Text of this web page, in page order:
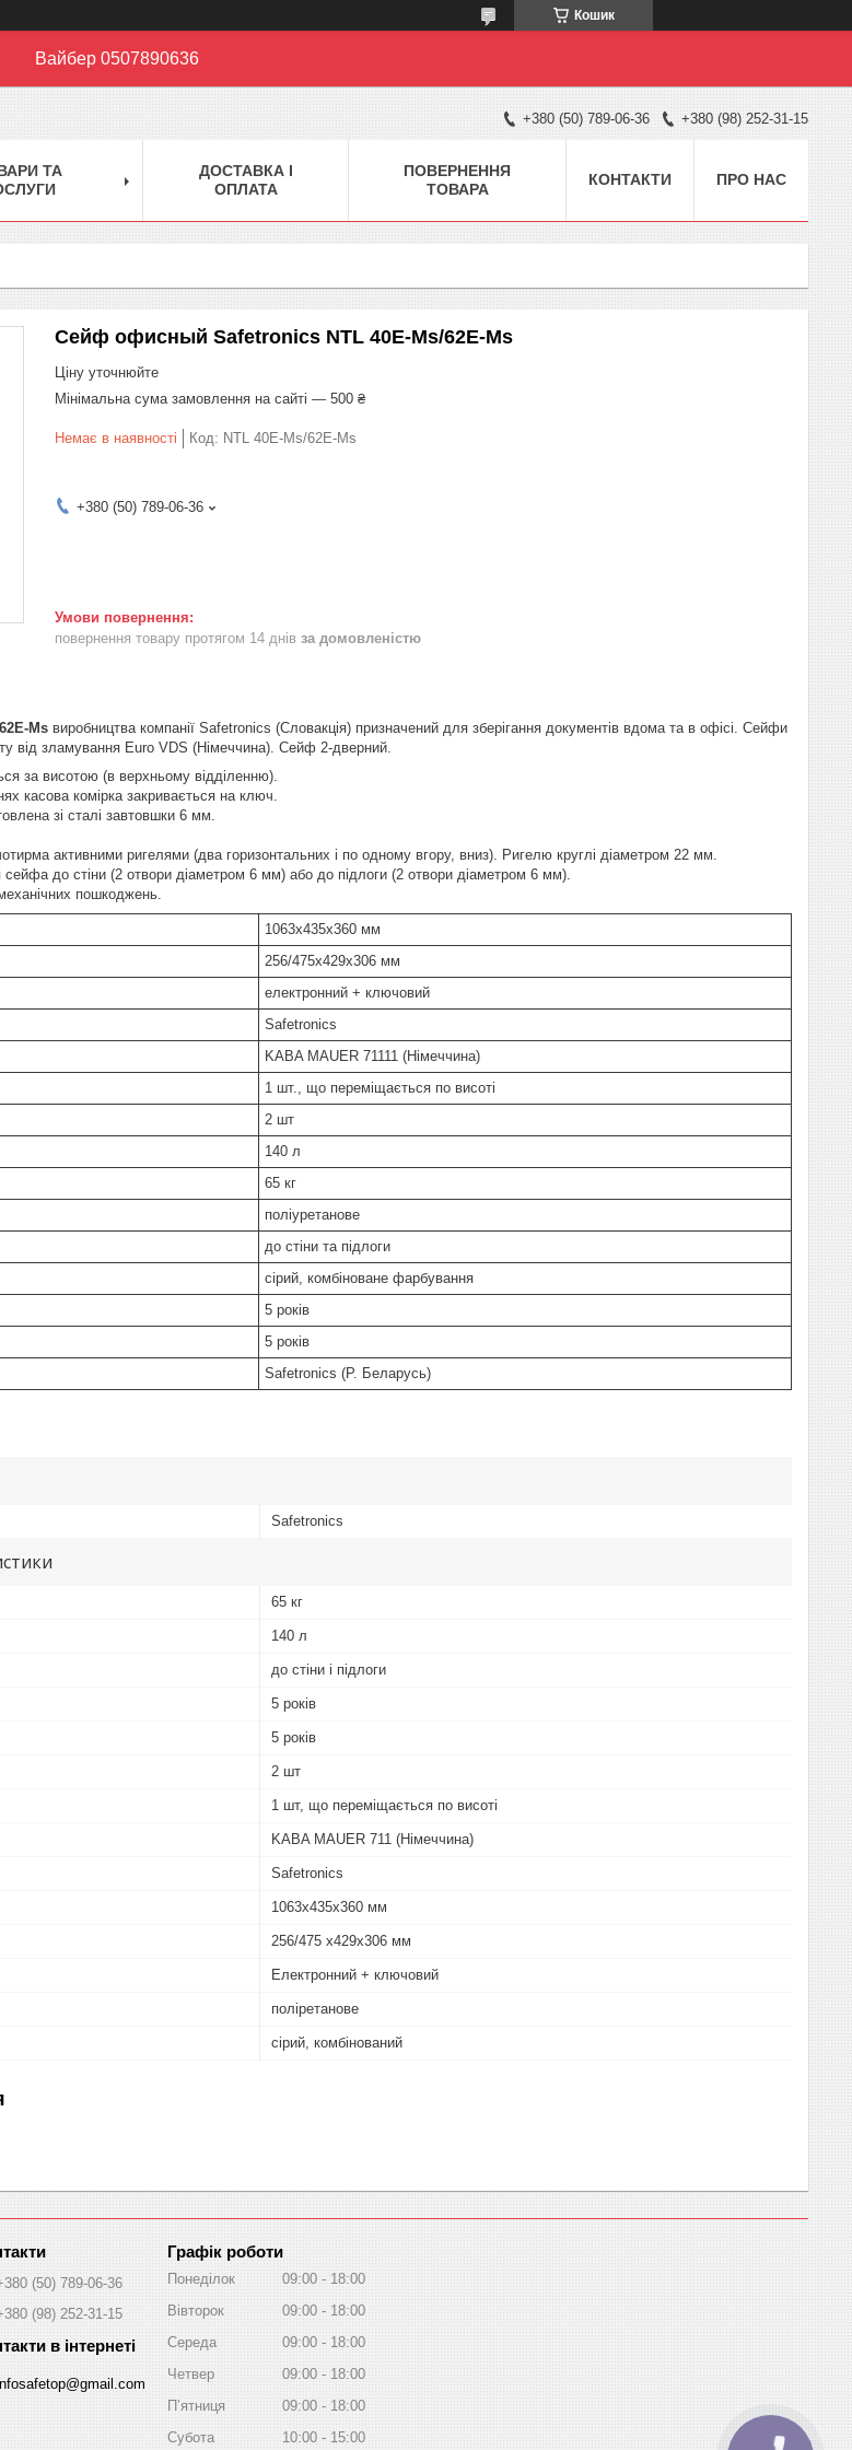
Кошик
Вайбер 0507890636
+380 (50) 789-06-36 +380 (98) 252-31-15
ТА
ДОСТАВКА І
ОПЛАТА
ПОВЕРНЕННЯ
ТОВАРА
КОНТАКТИ ПРО НАС
Сейф офисный Safetronics NTL 40E-Ms/62E-Ms
Ціну уточнюйте
Мінімальна сума замовлення на сайті — 500 ₴
Немає в наявності Код: NTL 40E-Ms/62E-Ms
+380 (50) 789-06-36
повернення товару протягом 14 днів за домовленістю
Ms виробництва компанії Safetronics (Словакція) призначений для зберігання документів вдома та в офісі. Сейфи
від зламування Euro VDS (Німеччина). Сейф 2-дверний.
за висотою (в верхньому відділенню).
касова комірка закривається на ключ.
зі сталі завтовшки 6 мм.
активними ригелями (два горизонтальних і по одному вгору, вниз). Ригелю круглі діаметром 22 мм.
сейфа до стіни (2 отвори діаметром 6 мм) або до підлоги (2 отвори діаметром 6 мм).
пошкоджень.
1063x435x360 мм
256/475х429х306 мм
електронний + ключовий
Safetronics
KABA MAUER 71111 (Німеччина)
1 шт., що переміщається по висоті
2 шт
140 л
65 кг
поліуретанове
до стіни та підлоги
сірий, комбіноване фарбування
5 років
5 років
Safetronics (Р. Беларусь)
Safetronics
65 кг
140 л
до стіни і підлоги
5 років
5 років
2 шт
1 шт, що переміщається по висоті
KABA MAUER 711 (Німеччина)
Safetronics
1063x435x360 мм
256/475 x429х306 мм
Електронний + ключовий
поліретанове
сірий, комбінований
(50) 789-06-36
(98) 252-31-15
Графік роботи
Понеділок 09:00
18:00
Вівторок
09:00
18:00
Середа
09:00
18:00
Четвер
09:00
18:00
Пʼятниця
09:00
18:00
Субота
10:00 15:00